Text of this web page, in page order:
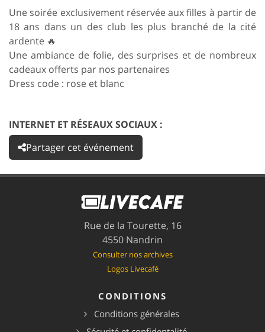
Une soirée exclusivement réservée aux filles à partir de
18 ans dans un des club les plus branché de la cité
ardente 🔥
Une ambiance de folie, des surprises et de nombreux
cadeaux offerts par nos partenaires
Dress code : rose et blanc
INTERNET ET RÉSEAUX SOCIAUX :
Partager cet événement
Rue de la Tourette, 16
4550 Nandrin
Consulter nos archives
Logos Livecafé
CONDITIONS
Conditions générales